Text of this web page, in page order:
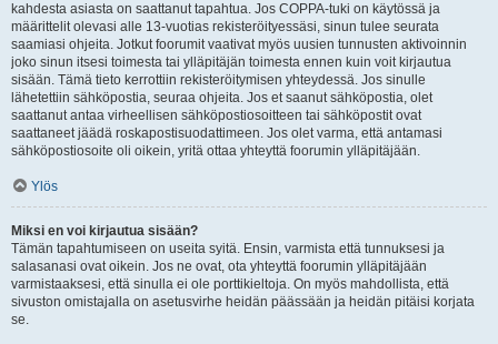
kahdesta asiasta on saattanut tapahtua. Jos COPPA-tuki on käytössä ja
määrittelit olevasi alle 13-vuotias rekisteröityessäsi, sinun tulee seurata
saamiasi ohjeita. Jotkut foorumit vaativat myös uusien tunnusten aktivoinnin
joko sinun itsesi toimesta tai ylläpitäjän toimesta ennen kuin voit kirjautua
sisään. Tämä tieto kerrottiin rekisteröitymisen yhteydessä. Jos sinulle
lähetettiin sähköpostia, seuraa ohjeita. Jos et saanut sähköpostia, olet
saattanut antaa virheellisen sähköpostiosoitteen tai sähköpostit ovat
saattaneet jäädä roskapostisuodattimeen. Jos olet varma, että antamasi
sähköpostiosoite oli oikein, yritä ottaa yhteyttä foorumin ylläpitäjään.
Ylös
Miksi en voi kirjautua sisään?
Tämän tapahtumiseen on useita syitä. Ensin, varmista että tunnuksesi ja
salasanasi ovat oikein. Jos ne ovat, ota yhteyttä foorumin ylläpitäjään
varmistaaksesi, että sinulla ei ole porttikieltoja. On myös mahdollista, että
sivuston omistajalla on asetusvirhe heidän päässään ja heidän pitäisi korjata
se.